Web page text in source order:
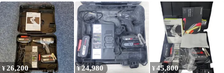
ドリルドライバ
EZ7443LS2S-H【町田
店】
14.4/18Vモデル 本体 ケ
ース 中古品
ク) 18V充電式ドリルド
ライバ ー 本体のみ
EZ74A1
IT7PT8F2SPW6
¥26,200 ¥24,980 ¥ 45,800